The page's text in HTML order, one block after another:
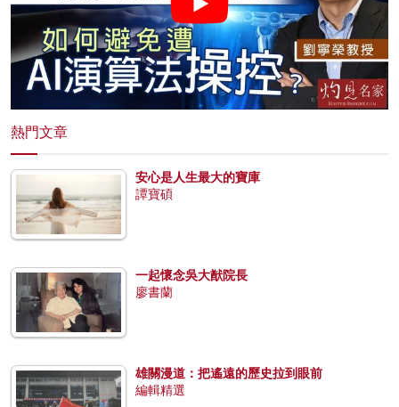
熱門文章
安心是人生最大的寶庫
譚寶碩
一起懷念吳大猷院長
廖書蘭
雄關漫道：把遙遠的歷史拉到眼前
編輯精選